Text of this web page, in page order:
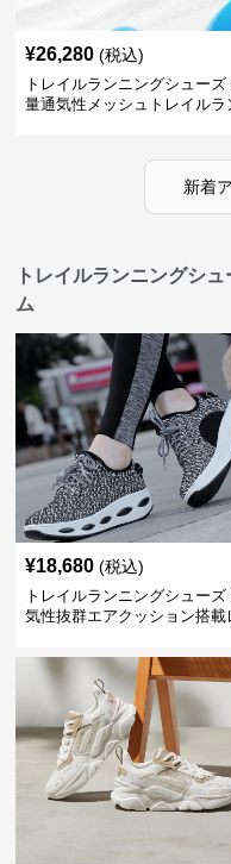
¥26,280 (税込)
トレイルランニングシューズ
量通気性メッシュトレイルラ
新着
トレイルランニングシ
ム
¥18,680 (税込)
トレイルランニングシューズ
気性抜群エアクッション搭載